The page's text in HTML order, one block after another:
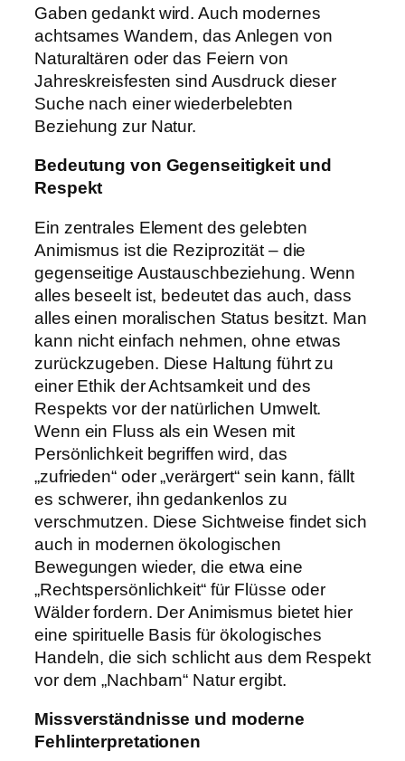
Gaben gedankt wird. Auch modernes
achtsames Wandern, das Anlegen von
Naturaltären oder das Feiern von
Jahreskreisfesten sind Ausdruck dieser
Suche nach einer wiederbelebten
Beziehung zur Natur.
Bedeutung von Gegenseitigkeit und
Respekt
Ein zentrales Element des gelebten
Animismus ist die Reziprozität – die
gegenseitige Austauschbeziehung. Wenn
alles beseelt ist, bedeutet das auch, dass
alles einen moralischen Status besitzt. Man
kann nicht einfach nehmen, ohne etwas
zurückzugeben. Diese Haltung führt zu
einer Ethik der Achtsamkeit und des
Respekts vor der natürlichen Umwelt.
Wenn ein Fluss als ein Wesen mit
Persönlichkeit begriffen wird, das
„zufrieden“ oder „verärgert“ sein kann, fällt
es schwerer, ihn gedankenlos zu
verschmutzen. Diese Sichtweise findet sich
auch in modernen ökologischen
Bewegungen wieder, die etwa eine
„Rechtspersönlichkeit“ für Flüsse oder
Wälder fordern. Der Animismus bietet hier
eine spirituelle Basis für ökologisches
Handeln, die sich schlicht aus dem Respekt
vor dem „Nachbarn“ Natur ergibt.
Missverständnisse und moderne
Fehlinterpretationen